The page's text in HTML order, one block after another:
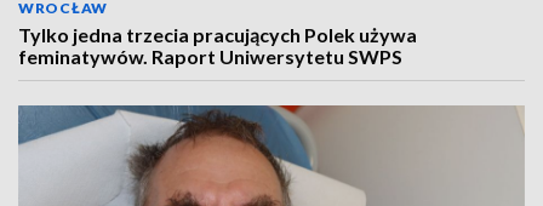
WROCŁAW
Tylko jedna trzecia pracujących Polek używa
feminatywów. Raport Uniwersytetu SWPS